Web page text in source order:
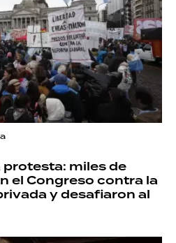
protesta: miles de
el Congreso contra la
y desafiaron al